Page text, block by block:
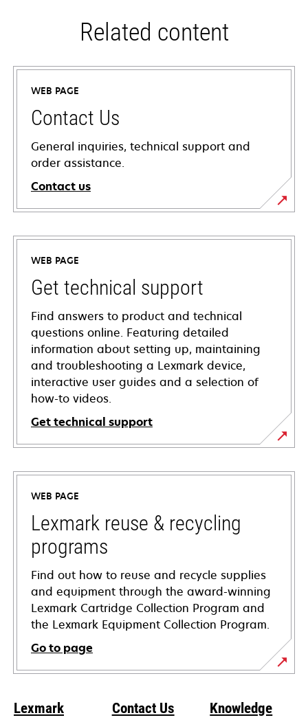
Related content
WEB PAGE
Contact Us
General inquiries, technical support and
order assistance.
Contact us
WEB PAGE
Get technical support
Find answers to product and technical
questions online. Featuring detailed
information about setting up, maintaining
and troubleshooting a Lexmark device,
interactive user guides and a selection of
how-to videos.
Get technical support
opens
in
new
tab
WEB PAGE
Lexmark reuse & recycling
programs
Find out how to reuse and recycle supplies
and equipment through the award-winning
Lexmark Cartridge Collection Program and
the Lexmark Equipment Collection Program.
Go to page
Lexmark Contact Us
Knowledge